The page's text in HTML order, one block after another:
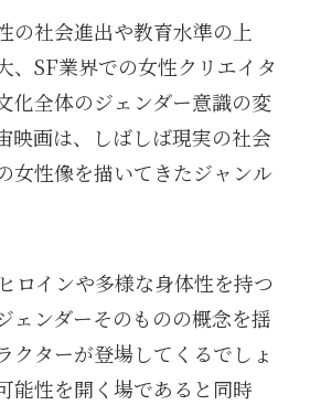
の社会進出や教育水準の上
、SF業界での女性クリエイタ
化全体のジェンダー意識の変
映画は、しばしば現実の社会
女性像を描いてきたジャンル
ロインや多様な身体性を持つ
ェンダーそのものの概念を揺
クターが登場してくるでしょ
能性を開く場であると同時